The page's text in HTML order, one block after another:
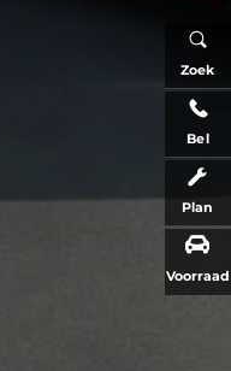
Zoek
Bel
Plan
Voorraad